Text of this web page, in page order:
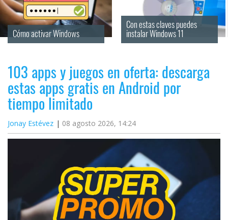
Cómo activar Windows
Con estas claves puedes
instalar Windows 11
103 apps y juegos en oferta: descarga
estas apps gratis en Android por
tiempo limitado
Jonay Estévez 08 agosto 2026, 14:24